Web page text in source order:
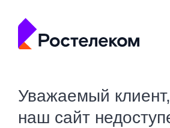
Уважаемый клиент,
наш сайт